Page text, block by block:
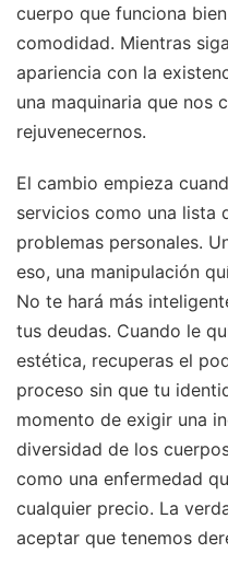
cuerpo que funciona
comodidad. Mientras
apariencia con la
una maquinaria que nos
rejuvenecernos.
El cambio empieza
servicios como una lista
problemas personales.
eso, una manipulación
No te hará más
tus deudas. Cuando le
estética, recuperas el
proceso sin que tu
momento de exigir una
diversidad de los
como una enfermedad
cualquier precio. La
aceptar que tenemos